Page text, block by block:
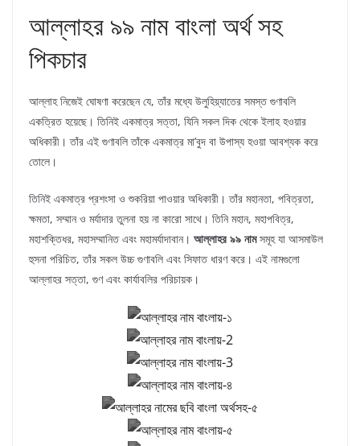
আল্লাহর ৯৯ নাম বাংলা অর্থ সহ
পিকচার
আল্লাহ নিজেই ঘোষণা করেছেন যে, তাঁর মধ্যে উলুহিয়্যাতের সমস্ত গুণাবলি
একত্রিত হয়েছে। তিনিই একমাত্র সত্তা, যিনি সকল দিক থেকে ইলাহ হওয়ার
অধিকারী। তাঁর এই গুণাবলি তাঁকে একমাত্র মা’বুদ বা উপাস্য হওয়া আবশ্যক করে
তোলে।
তিনিই একমাত্র প্রশংসা ও শুকরিয়া পাওয়ার অধিকারী। তাঁর মহানতা, পবিত্রতা,
ক্ষমতা, সম্মান ও মর্যাদার তুলনা হয় না কারো সাথে। তিনি মহান, মহাপবিত্র,
মহাশক্তিধর, মহাসম্মানিত এবং মহামর্যাদাবান। আল্লাহর ৯৯ নামসমূহ যা আসমাউল
হুসনা পরিচিত, তাঁর সকল উচ্চ গুণাবলি এবং সিফাত ধারণ করে। এই নামগুলো
আল্লাহর সত্তা, গুণ এবং কার্যাবলির পরিচায়ক।